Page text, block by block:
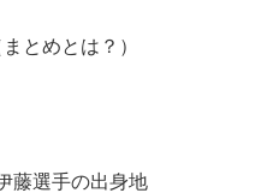
とめとは？）
藤選手の出身地